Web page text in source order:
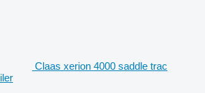
Claas xerion 4000 saddle trac